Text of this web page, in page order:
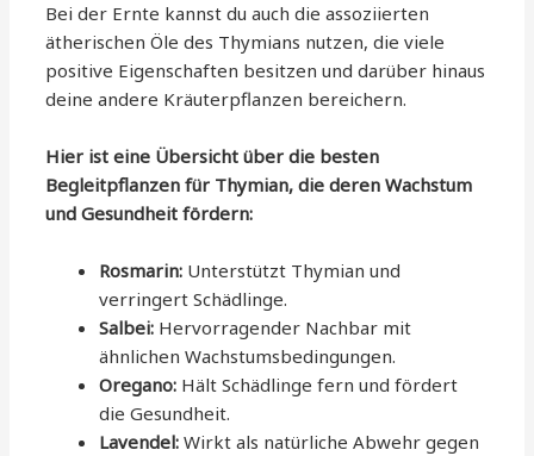
Bei der Ernte kannst du auch die assoziierten
ätherischen Öle des Thymians nutzen, die viele
positive Eigenschaften besitzen und darüber hinaus
deine andere Kräuterpflanzen bereichern.
Hier ist eine Übersicht über die besten
Begleitpflanzen für Thymian, die deren Wachstum
und Gesundheit fördern:
Rosmarin: Unterstützt Thymian und
verringert Schädlinge.
Salbei: Hervorragender Nachbar mit
ähnlichen Wachstumsbedingungen.
Oregano: Hält Schädlinge fern und fördert
die Gesundheit.
Lavendel: Wirkt als natürliche Abwehr gegen